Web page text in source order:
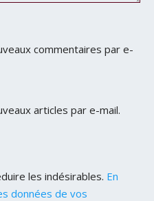
commentaires par e-
articles par e-mail.
les indésirables. En
données de vos